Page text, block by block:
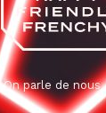
On parle de nous